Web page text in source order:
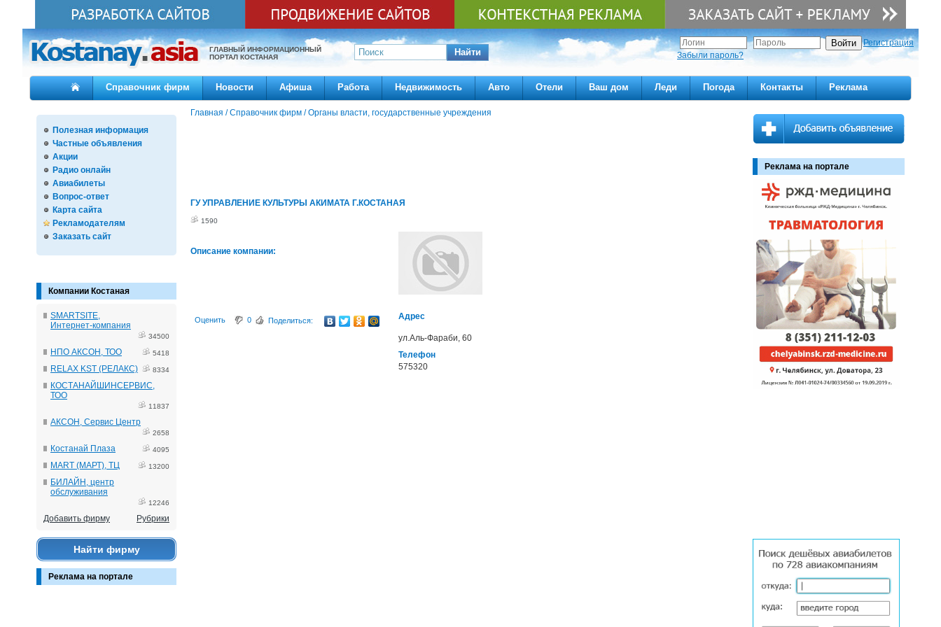
ГЛАВНЫЙ ИНФОРМАЦИОННЫЙ
ПОРТАЛ КОСТАНАЯ
Найти
Регистрация
Забыли пароль?
Справочник фирм Новости Афиша Работа Недвижимость Авто Отели Ваш дом Леди Погода Контакты Реклама
Полезная информация
Частные объявления
Акции
Радио онлайн
Авиабилеты
Вопрос-ответ
Карта сайта
Рекламодателям
Заказать сайт
Компании Костаная
SMARTSITE,
Интернет-компания
34500
НПО АКСОН, ТОО 5418
RELAX KST (РЕЛАКС) 8334
КОСТАНАЙШИНСЕРВИС,
ТОО
11837
АКСОН, Сервис Центр
2658
Костанай Плаза 4095
MART (МАРТ), ТЦ 13200
БИЛАЙН, центр
обслуживания
12246
Добавить фирму Рубрики
Найти фирму
Реклама на портале
Главная /Справочник фирм /Органы власти, государственные учреждения
ГУ УПРАВЛЕНИЕ КУЛЬТУРЫ АКИМАТА Г.КОСТАНАЯ
1590
Описание компании:
Адрес
ул.Аль-Фараби, 60
Телефон
575320
Оценить 0 Поделиться:
Реклама на портале